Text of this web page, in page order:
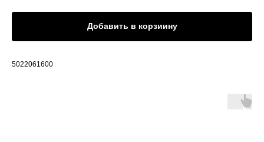
Добавить в корзиину
5022061600